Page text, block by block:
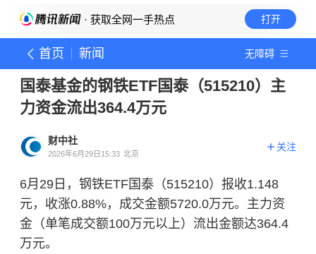
· 获取全网一手热点 打开
首页 新闻 无障碍
国泰基金的钢铁ETF国泰（515210）主
力资金流出364.4万元
财中社
2026年6月29日15:33 北京
关注
6月29日，钢铁ETF国泰（515210）报收1.148
元，收涨0.88%，成交金额5720.0万元。主力资
金（单笔成交额100万元以上）流出金额达364.4
万元。